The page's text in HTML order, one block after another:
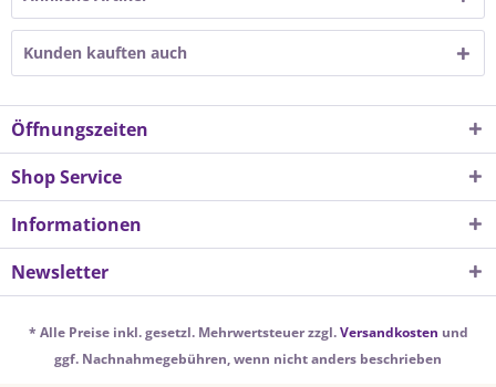
Kunden kauften auch
Öffnungszeiten
Shop Service
Informationen
Newsletter
* Alle Preise inkl. gesetzl. Mehrwertsteuer zzgl.Versandkosten und
ggf. Nachnahmegebühren, wenn nicht anders beschrieben